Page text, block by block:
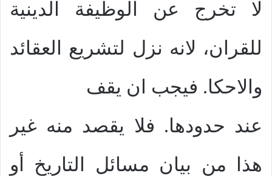
لا تخرج عن الوظيفة الدينية
للقران، لانه نزل لتشريع العقائد
والاحكا. فيجب ان يقف
عند حدودها. فلا يقصد منه غير
هذا من بيان مسائل التاريخ أو